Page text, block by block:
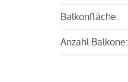
Balkonfläche:
Anzahl Balkone: